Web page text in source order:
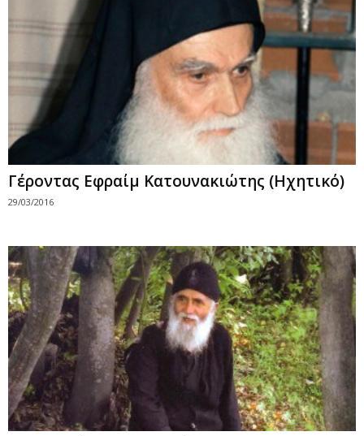
Γέροντας Εφραίμ Κατουνακιώτης (Ηχητικό)
29/03/2016